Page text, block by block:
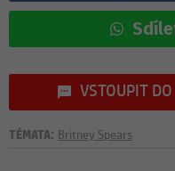
VSTOUPIT
TÉMATA: Britney Spears